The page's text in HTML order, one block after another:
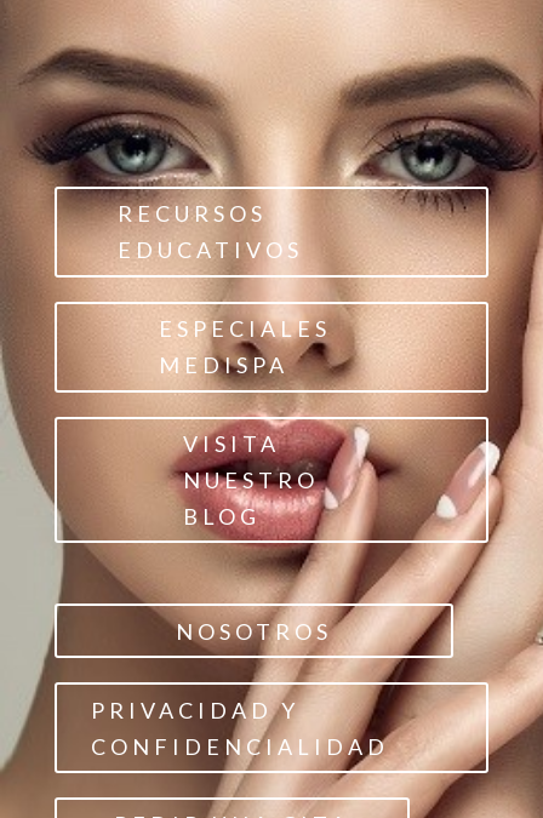
RECURSOS
EDUCATIVOS
ESPECIALES
MEDISPA
VISITA
NUESTRO
BLOG
NOSOTROS
PRIVACIDAD Y
CONFIDENCIALIDAD